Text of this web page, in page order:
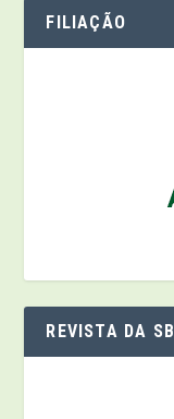
FILIAÇÃO
REVISTA DA